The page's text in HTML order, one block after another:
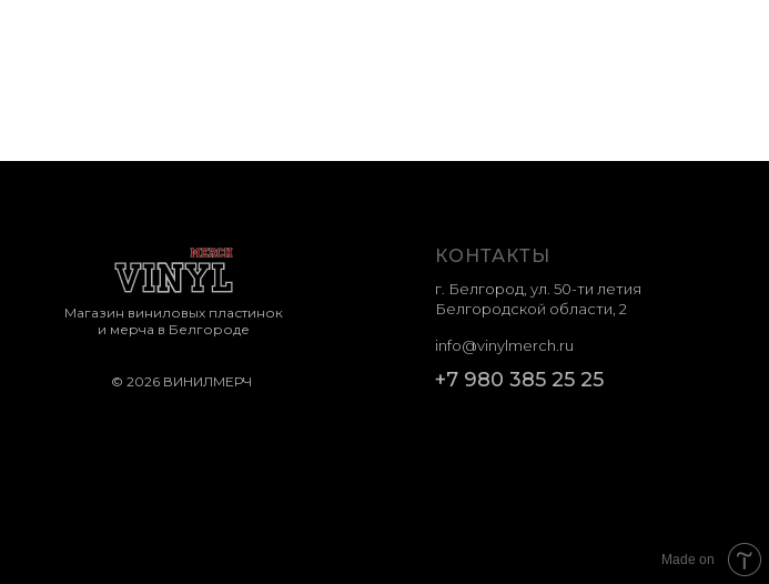
КОНТАКТЫ
г. Белгород, ул. 50-ти летия
Белгородской области, 2
+7 980 385 25 25
Магазин виниловых пластинок
и мерча в Белгороде
© 2026 ВИНИЛМЕРЧ
info@vinylmerch.ru
Made on